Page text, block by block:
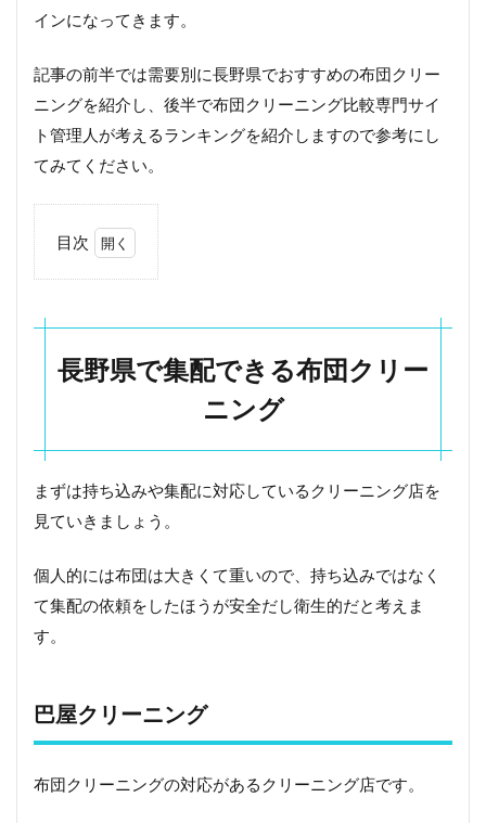
インになってきます。
記事の前半では需要別に長野県でおすすめの布団クリー
ニングを紹介し、後半で布団クリーニング比較専門サイ
ト管理人が考えるランキングを紹介しますので参考にし
てみてください。
目次
県
で
集
布
団
ク
ニ
ン
クリ
ーニ
ング
2
長野県で集配できる布団クリー
ニング
まずは持ち込みや集配に対応しているクリーニング店を
見ていきましょう。
個人的には布団は大きくて重いので、持ち込みではなく
て集配の依頼をしたほうが安全だし衛生的だと考えま
す。
巴屋クリーニング
布団クリーニングの対応があるクリーニング店です。